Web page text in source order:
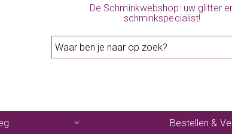
De Schminkwebshop: uw glitter
schminkspecialist!
Bestellen &